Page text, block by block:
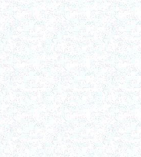
то же, когда
есть
Господа,
Нему в
посвящать
минуты
отходит,
все
это
брожение
стоит одна
ясно;
исходящем